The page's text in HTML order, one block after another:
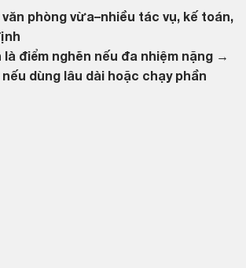
phòng vừa–nhiều tác vụ, kế toán,
là điểm nghẽn nếu đa nhiệm nặng →
nếu dùng lâu dài hoặc chạy phần